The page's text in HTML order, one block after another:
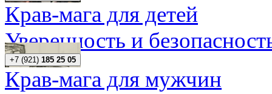
Крав-мага для детей
Уверенность и
+7 (921) 185 25 05
Крав-мага для мужчин